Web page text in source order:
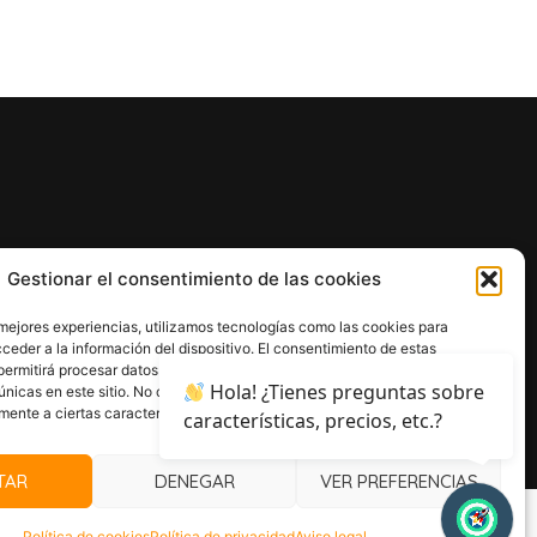
Gestionar el consentimiento de las cookies
experiencias, utilizamos tecnologías como las cookies para
a la información del dispositivo. El consentimiento de estas
procesar datos como el comportamiento de navegación o las
en este sitio. No consentir o retirar el consentimiento, puede
a ciertas características y funciones.
DENEGAR VER PREFERENCIAS
DISEÑO WEB
Hola! ¿Tienes preguntas sobre
características, precios, etc.?